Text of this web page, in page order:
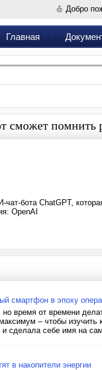
Добро
Главная
сможет помнить
бота ChatGPT,
OpenAI
смартфон в эпоху
время от времени
– чтобы
сделала себе имя на
в накопители энергии